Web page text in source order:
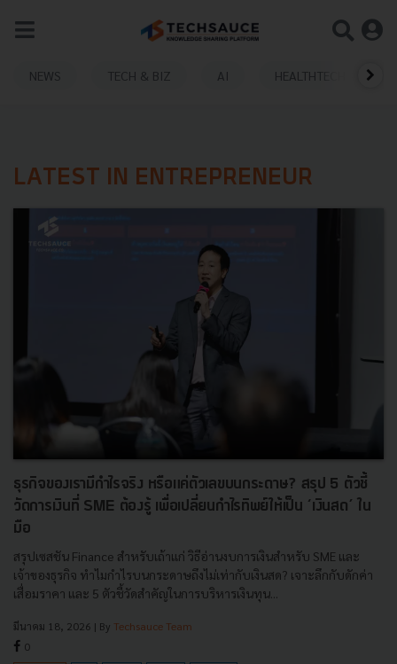
NEWS TECH & BIZ AI HEALTHTECH
LATEST IN ENTREPRENEUR
ธุรกิจของเรามีกำไรจริง หรือแค่ตัวเลขบนกระดาษ? สรุป 5 ตัวชี้
วัดการเงินที่ SME ต้องรู้ เพื่อเปลี่ยนกำไรทิพย์ให้เป็น ‘เงินสด’ ใน
มือ
สรุปเซสชัน Finance สำหรับเถ้าแก่ วิธีอ่านงบการเงินสำหรับ SME และ
เจ้าของธุรกิจ ทำไมกำไรบนกระดาษถึงไม่เท่ากับเงินสด? เจาะลึกกับดักค่า
เสื่อมราคา และ 5 ตัวชี้วัดสำคัญในการบริหารเงินทุน...
มีนาคม 18, 2026 | By Techsauce Team
0